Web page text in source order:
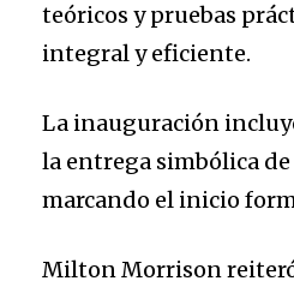
teóricos y pruebas
integral y eficiente.
La inauguración
la entrega simbólica
marcando el inicio
Milton Morrison